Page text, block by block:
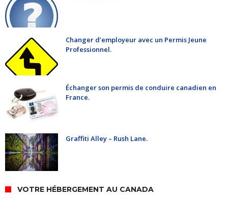
Changer d’employeur avec un Permis Jeune
Professionnel.
Échanger son permis de conduire canadien en
France.
Graffiti Alley – Rush Lane.
VOTRE HÉBERGEMENT AU CANADA